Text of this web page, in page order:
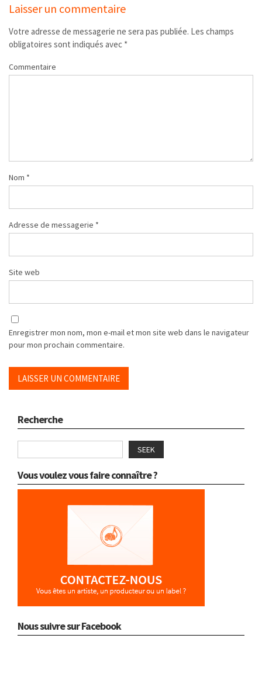
Laisser un commentaire
Votre adresse de messagerie ne sera pas publiée. Les champs
obligatoires sont indiqués avec *
Commentaire
Nom *
Adresse de messagerie *
Site web
Enregistrer mon nom, mon e-mail et mon site web dans le navigateur
pour mon prochain commentaire.
Recherche
SEEK
Vous voulez vous faire connaître ?
Nous suivre sur Facebook